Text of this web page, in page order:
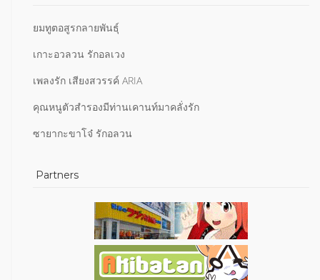
ยมทูตอสูรกลายพันธุ์
เกาะอวลวน รักอลเวง
เพลงรัก เสียงสวรรค์ ARIA
คุณหนูตัวสำรองมีท่านเคานท์มาคลั่งรัก
ซายากะขาโจ๋ รักอลวน
Partners